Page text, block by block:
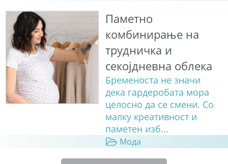
Паметно
комбинирање на
трудничка и
секојдневна облека
Бременоста не значи
дека гардеробата мора
целосно да се смени. Со
малку креативност и
паметен изб...
Мода